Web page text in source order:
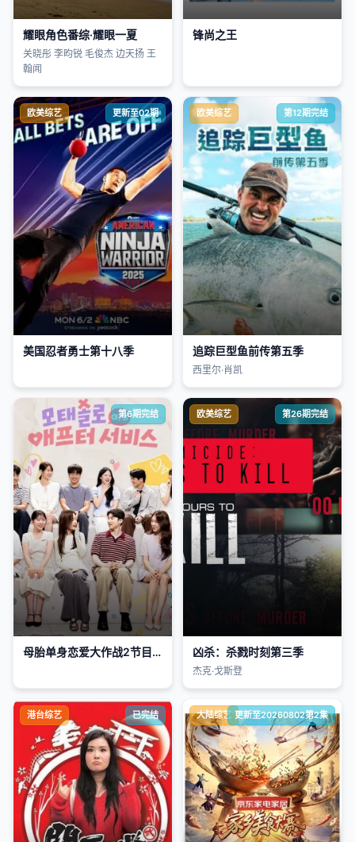
耀眼角色番综·耀眼一夏
关晓彤 李昀锐 毛俊杰 边天扬 王
翰闻
锋尚之王
欧美综艺 更新至02期
美国忍者勇士第十八季
欧美综艺 第12期完结
追踪巨型鱼前传第五季
西里尔·肖凯
第6期完结
母胎单身恋爱大作战2节目售后
欧美综艺 第26期完结
凶杀：杀戮时刻第三季
杰克·戈斯登
港台综艺 已完结 大陆综艺 更新至20260802第2集